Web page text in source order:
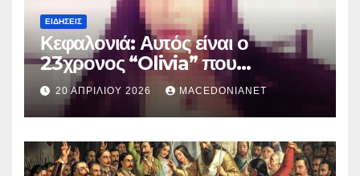
ΕΙΔΉΣΕΙΣ
Κεφαλονιά: Αυτός είναι ο
23χρονος “Olivia” που
κατηγορείται για τον θάνατο της
Μυρτούς
20 ΑΠΡΙΛΊΟΥ 2026 MACEDONIANET